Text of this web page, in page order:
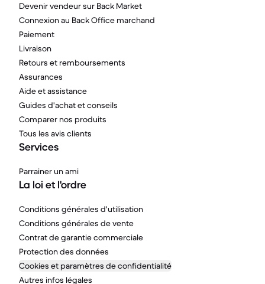
Devenir vendeur sur Back Market
Connexion au Back Office marchand
Paiement
Livraison
Retours et remboursements
Assurances
Aide et assistance
Guides d'achat et conseils
Comparer nos produits
Tous les avis clients
Services
Parrainer un ami
La loi et l'ordre
Conditions générales d'utilisation
Conditions générales de vente
Contrat de garantie commerciale
Protection des données
Cookies et paramètres de confidentialité
Autres infos légales